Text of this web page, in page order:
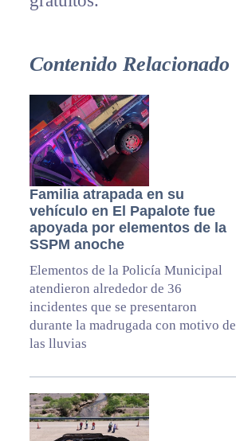
Contenido Relacionado
Familia atrapada en su
vehículo en El Papalote fue
apoyada por elementos de la
SSPM anoche
Elementos de la Policía Municipal
atendieron alrededor de 36
incidentes que se presentaron
durante la madrugada con motivo de
las lluvias